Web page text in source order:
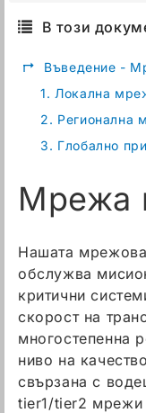
В този
↱
Въведение -
1. Локална
2. Регионална
3. Глобално
Мрежа
Нашата мрежова
обслужва
критични
скорост на
многостепенна
ниво на
свързана с
tier1/tier2 мрежи